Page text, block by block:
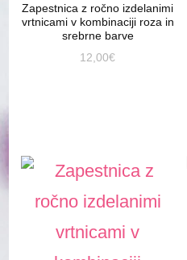
Zapestnica z ročno izdelanimi
vrtnicami v kombinaciji roza in
srebrne barve
12,00€